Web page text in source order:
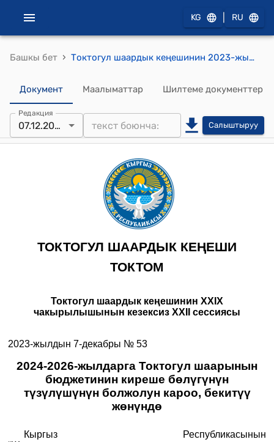
KG RU
Башкы бет › Токтогул шаардык кеңешинин 2023-жылдын 7-декабрындагы № 53 "2024-2026-жылдарга Токтогул шаарынын бюджетинин киреше бөлүгүнүн түзүлүшүнүн болжолун кароо, бекитүү жөнүндө" токтому
Документ Маалыматтар Шилтеме документтер
Редакция
07.12.2023 Салыштыруу